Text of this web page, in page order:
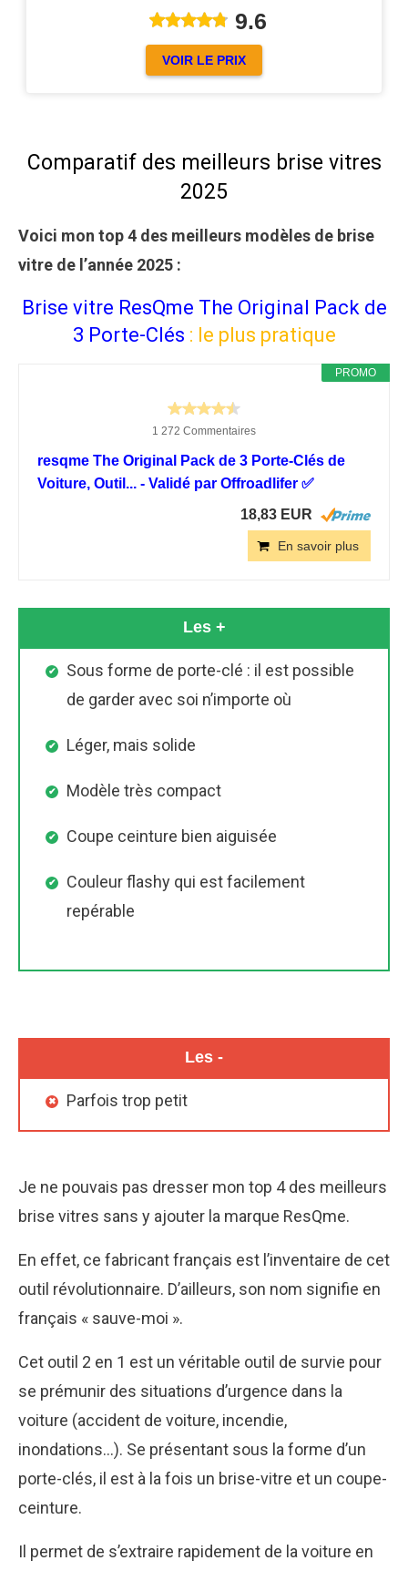
9.6
VOIR LE PRIX
Comparatif des meilleurs brise vitres
2025
Voici mon top 4 des meilleurs modèles de brise
vitre de l’année 2025 :
Brise vitre ResQme The Original Pack de
3 Porte-Clés : le plus pratique
PROMO
1 272 Commentaires
resqme The Original Pack de 3 Porte-Clés de
Voiture, Outil... - Validé par Offroadlifer ✅
18,83 EUR
En savoir plus
Les +
Sous forme de porte-clé : il est possible
de garder avec soi n’importe où
Léger, mais solide
Modèle très compact
Coupe ceinture bien aiguisée
Couleur flashy qui est facilement
repérable
Les -
Parfois trop petit
Je ne pouvais pas dresser mon top 4 des meilleurs
brise vitres sans y ajouter la marque ResQme.
En effet, ce fabricant français est l’inventaire de cet
outil révolutionnaire. D’ailleurs, son nom signifie en
français « sauve-moi ».
Cet outil 2 en 1 est un véritable outil de survie pour
se prémunir des situations d’urgence dans la
voiture (accident de voiture, incendie,
inondations…). Se présentant sous la forme d’un
porte-clés, il est à la fois un brise-vitre et un coupe-
ceinture.
Il permet de s’extraire rapidement de la voiture en